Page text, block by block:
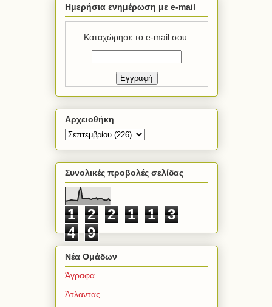
Ημερήσια ενημέρωση με e-mail
Καταχώρησε το e-mail σου:
Αρχειοθήκη
Συνολικές προβολές σελίδας
1 2 2 1 1
3
4
9
Νέα Ομάδων
Άγραφα
Άτλαντας